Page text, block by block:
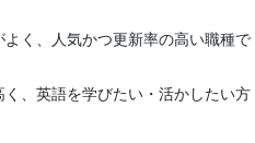
く、人気かつ更新率の高い職種で
、英語を学びたい・活かしたい方